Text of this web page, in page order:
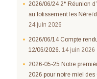
2026/06/24 2° Réunion
au lotissement les
24 juin 2026
2026/06/14 Compte
12/06/2026. 14 juin 2026
2026-05-25 Notre
2026 pour notre miel des